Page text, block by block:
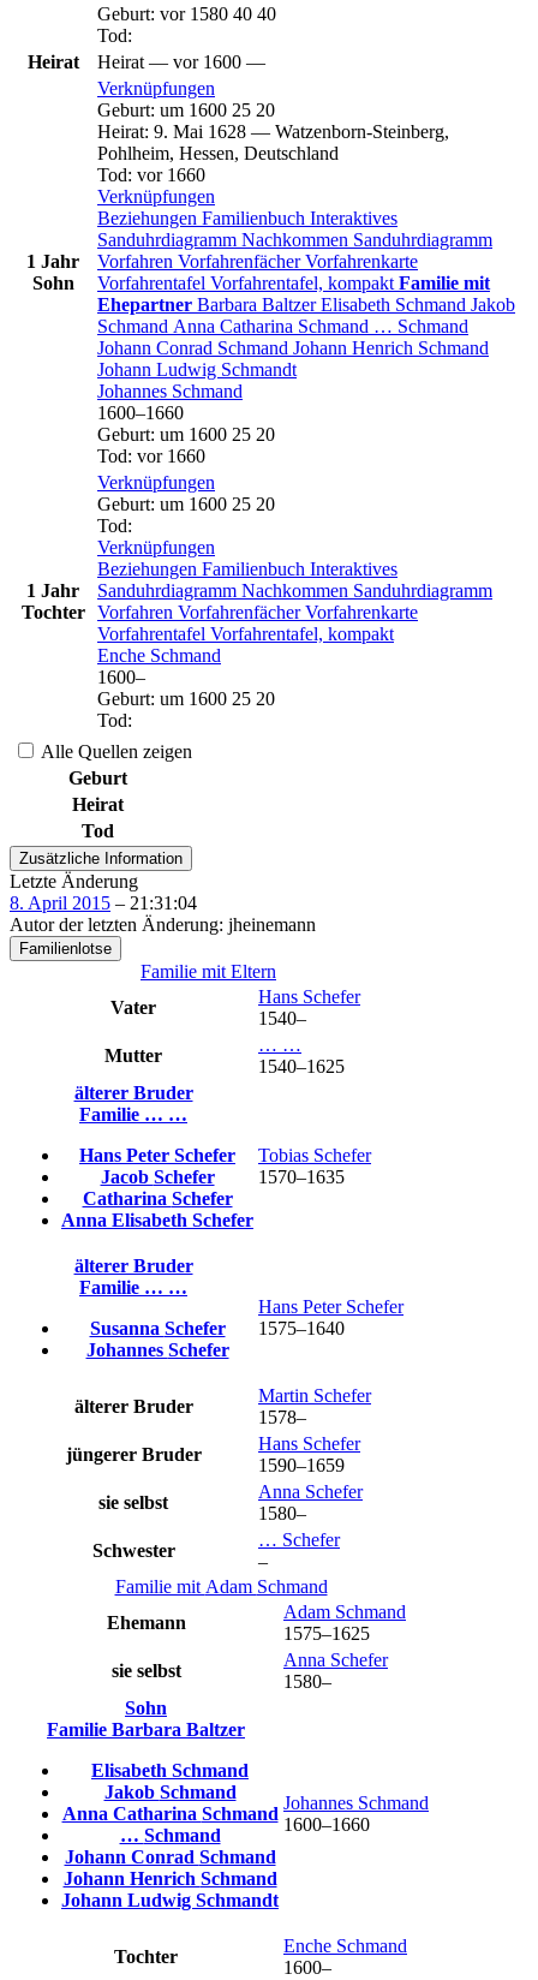
Geburt: vor 1580 40 40
Tod:
Heirat
Heirat — vor 1600 —
1 Jahr
Sohn
Verknüpfungen
Geburt: um 1600 25 20
Heirat: 9. Mai 1628 — Watzenborn-Steinberg,
Pohlheim, Hessen, Deutschland
Tod: vor 1660
Verknüpfungen
Beziehungen Familienbuch Interaktives
Sanduhrdiagramm Nachkommen Sanduhrdiagramm
Vorfahren VorfahrenfächerVorfahrenkarte
Vorfahrentafel Vorfahrentafel, kompakt Familie mit
Ehepartner Barbara Baltzer Elisabeth Schmand Jakob
Schmand Anna Catharina Schmand … Schmand
Johann Conrad Schmand Johann Henrich Schmand
Johann Ludwig Schmandt
Johannes Schmand
1600–1660
Geburt: um 1600 25 20
Tod: vor 1660
1 Jahr
Tochter
Verknüpfungen
Geburt: um 1600 25 20
Tod:
Verknüpfungen
Beziehungen Familienbuch Interaktives
Sanduhrdiagramm Nachkommen Sanduhrdiagramm
Vorfahren VorfahrenfächerVorfahrenkarte
Vorfahrentafel Vorfahrentafel, kompakt
Enche Schmand
1600–
Geburt: um 1600 25 20
Tod:
Alle Quellen zeigen
Geburt
Heirat
Tod
Zusätzliche Information
Letzte Änderung
8. April 2015 – 21:31:04
Autor der letzten Änderung: jheinemann
Familienlotse
Familie mit Eltern
Vater
Hans Schefer
1540–
Mutter
… …
1540–1625
älterer Bruder
Familie … …
Hans Peter Schefer
Jacob Schefer
Catharina Schefer
Anna Elisabeth Schefer
Tobias Schefer
1570–1635
älterer Bruder
Familie … …
Susanna Schefer
Johannes Schefer
Hans Peter Schefer
1575–1640
älterer Bruder
Martin Schefer
1578–
jüngerer Bruder
Hans Schefer
1590–1659
sie selbst
Anna Schefer
1580–
Schwester
… Schefer
–
Familie mit Adam Schmand
Ehemann
Adam Schmand
1575–1625
sie selbst
Anna Schefer
1580–
Sohn
Familie Barbara Baltzer
Elisabeth Schmand
Jakob Schmand
Anna Catharina Schmand
… Schmand
Johann Conrad Schmand
Johann Henrich Schmand
Johann Ludwig Schmandt
Johannes Schmand
1600–1660
Tochter
Enche Schmand
1600–